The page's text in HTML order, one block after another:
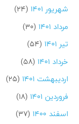
شهریور ۱۴۰۱
(۲۴)
مرداد ۱۴۰۱
(۳۰)
تیر ۱۴۰۱
(۵۴)
خرداد ۱۴۰۱
(۵۸)
اردیبهشت ۱۴۰۱
(۲۵)
فروردین ۱۴۰۱
(۱۸)
اسفند ۱۴۰۰
(۳۷)